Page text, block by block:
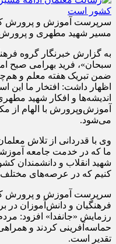
سرپرست آموزش و پرورش
مسیر شهید مطهری و
به گزارش خبرنگار گروه
سبحان»، فرید بهرامی صبح
ضمن تبریک هفته معلم و
اظهار داشت: افتخار ما این
اندیشه‌ها و افکار شهید
آموزش‌وپرورش با الهام از
می‌شود.
وی با قدردانی از تلاش
ما که در خدمت جامعه
شهید انقلاب و دانشمندان
کنیم که در عرصه‌های مختلف
سرپرست آموزش‌ و پرورش
فرهنگیان و دانش‌آموزان در
رزمایش «جانفدا» افزود:
حماسه‌آفرینی کردند و
تقدیر است.